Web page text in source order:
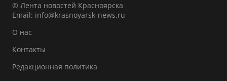
© Лента новостей Красноярска
Email: info@krasnoyarsk-news.ru
О нас
Контакты
Редакционная политика